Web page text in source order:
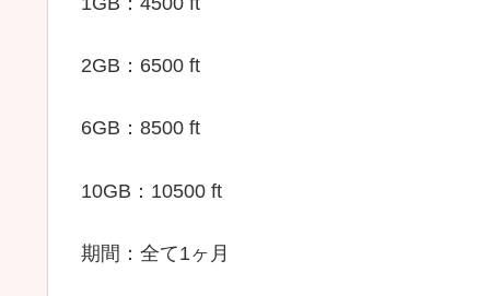
2GB：6500 ft
6GB：8500 ft
10GB：10500 ft
期間：全て1ヶ月